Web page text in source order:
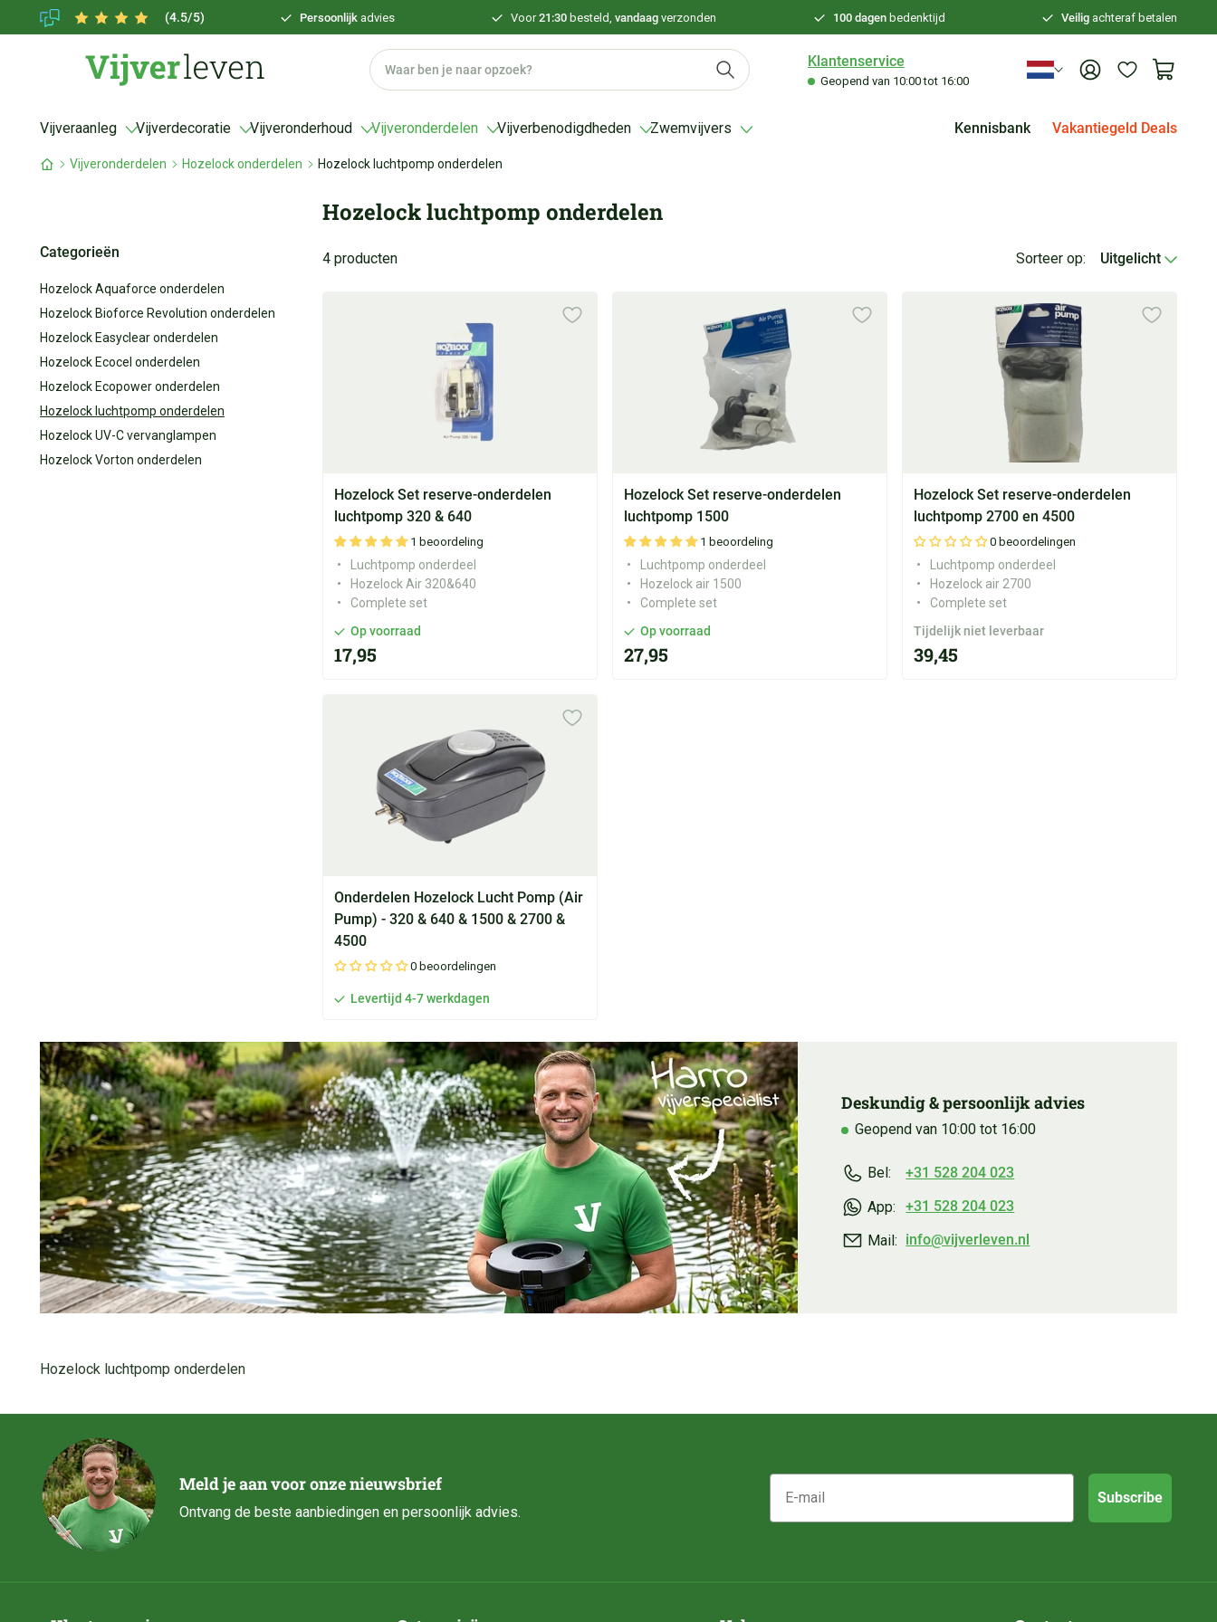
(4.5/5) Persoonlijk advies Voor21:30 besteld,vandaagverzonden 100 dagenbedenktijd Veiligachteraf betalen
Klantenservice
Geopend van 10:00 tot 16:00
Vijveraanleg Vijverdecoratie Vijveronderhoud Vijveronderdelen Vijverbenodigdheden Zwemvijvers Kennisbank Vakantiegeld Deals
Vijveronderdelen Hozelock onderdelen Hozelock luchtpomp onderdelen
Categorieën
Hozelock Aquaforce onderdelen
Hozelock Bioforce Revolution onderdelen
Hozelock Easyclear onderdelen
Hozelock Ecocel onderdelen
Hozelock Ecopower onderdelen
Hozelock luchtpomp onderdelen
Hozelock UV-C vervanglampen
Hozelock Vorton onderdelen
Hozelock luchtpomp onderdelen
4 producten Sorteer op: Uitgelicht
Hozelock Set reserve-onderdelen
luchtpomp 320 & 640
1 beoordeling
Luchtpomp onderdeel
Hozelock Air 320&640
Complete set
Op voorraad
17,95
Hozelock Set reserve-onderdelen
luchtpomp 1500
1 beoordeling
Luchtpomp onderdeel
Hozelock air 1500
Complete set
Op voorraad
27,95
Hozelock Set reserve-onderdelen
luchtpomp 2700 en 4500
0 beoordelingen
Luchtpomp onderdeel
Hozelock air 2700
Complete set
Tijdelijk niet leverbaar
39,45
Onderdelen Hozelock Lucht Pomp (Air
Pump) - 320 & 640 & 1500 & 2700 &
4500
0 beoordelingen
Levertijd 4-7 werkdagen
Deskundig & persoonlijk advies
Geopend van 10:00 tot 16:00
Bel: +31 528 204 023
App: +31 528 204 023
Mail: info@vijverleven.nl
Hozelock luchtpomp onderdelen
Meld je aan voor onze nieuwsbrief
Ontvang de beste aanbiedingen en persoonlijk advies.
E-mail
Subscribe